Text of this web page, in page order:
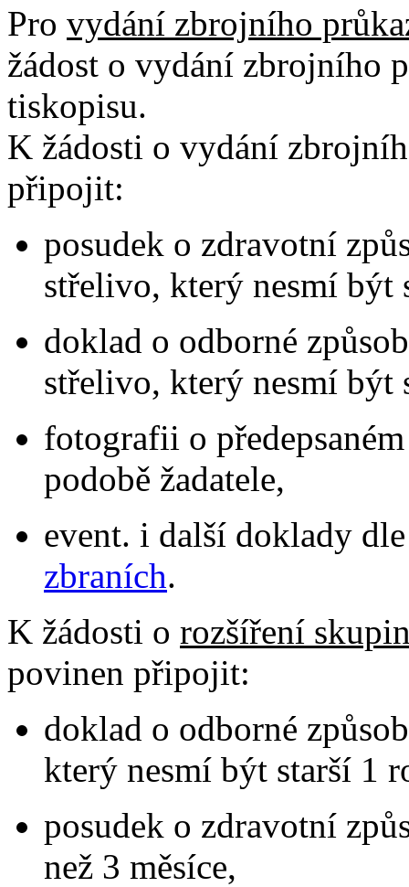
Pro vydání zbrojního
žádost o vydání zbrojního
tiskopisu.
K žádosti o vydání
připojit:
posudek o zdravotní
střelivo, který nesmí být
doklad o odborné
střelivo, který nesmí být
fotografii o
podobě žadatele,
event. i další doklady
zbraních.
K žádosti o rozšíření
povinen připojit:
doklad o odborné
který nesmí být starší 1
posudek o zdravotní
než 3 měsíce,